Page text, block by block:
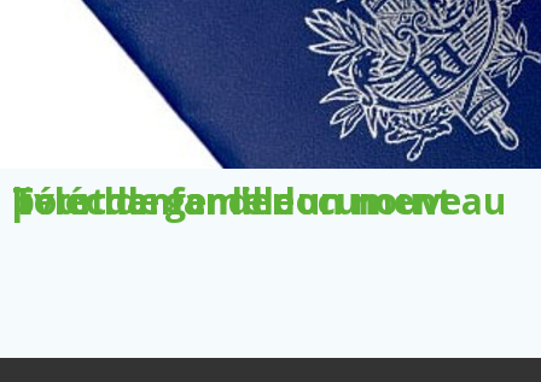
Télécharger le document pour demander un nouveau livret de famille